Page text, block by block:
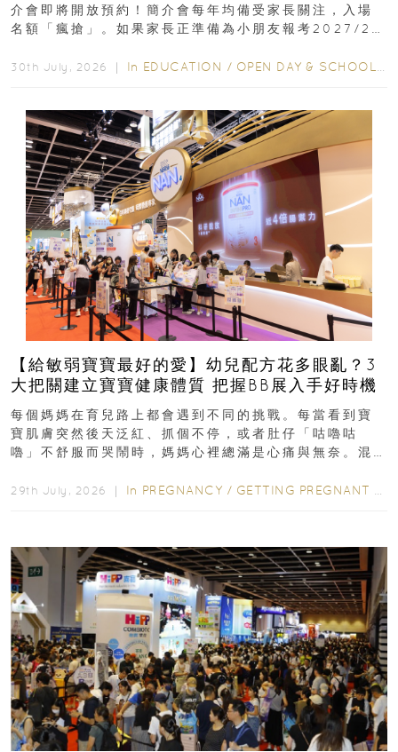
介會即將開放預約！簡介會每年均備受家長關注，入場
名額「瘋搶」。如果家長正準備為小朋友報考2027/28
30th July, 2026 ｜ In EDUCATION / OPEN DAY & SCHOOL EVENTS
【給敏弱寶寶最好的愛】幼兒配方花多眼亂？3
大把關建立寶寶健康體質 把握BB展入手好時機
每個媽媽在育兒路上都會遇到不同的挑戰。每當看到寶
寶肌膚突然後天泛紅、抓個不停，或者肚仔「咕嚕咕
嚕」不舒服而哭鬧時，媽媽心裡總滿是心痛與無奈。混
29th July, 2026 ｜ In PREGNANCY / GETTING PREGNANT